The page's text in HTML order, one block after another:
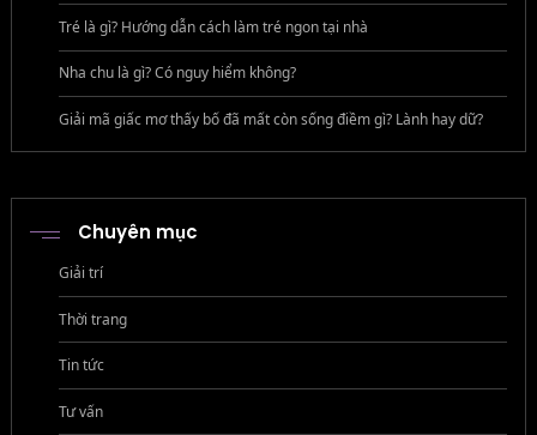
Tré là gì? Hướng dẫn cách làm tré ngon tại nhà
Nha chu là gì? Có nguy hiểm không?
Giải mã giấc mơ thấy bố đã mất còn sống điềm gì? Lành hay dữ?
Chuyên mục
Giải trí
Thời trang
Tin tức
Tư vấn